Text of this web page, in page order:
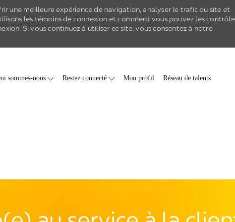
une meilleure expérience de navigation, analyser le trafic du site et
les témoins de connexion et comment vous pouvez les
. Si vous continuez à utiliser ce site, vous consentez à notre
sommes-nous Restez connecté Mon profil Réseau de talents